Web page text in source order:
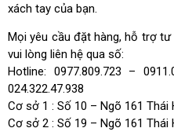
xách tay của bạn.
Mọi yêu cầu đặt hàng, hỗ trợ
vui lòng liên hệ qua số:
Hotline: 0977.809.723 –
024.322.47.938
Cơ sở 1 : Số 10 – Ngõ 161
Cơ sở 2 : Số 19 – Ngõ 161